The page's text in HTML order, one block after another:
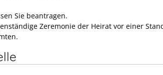
Sie beantragen.
Zeremonie der Heirat vor einer